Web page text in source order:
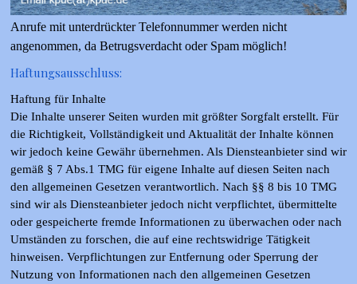
Anrufe mit unterdrückter Telefonnummer werden nicht
angenommen, da Betrugsverdacht oder Spam möglich!
Haftungsausschluss:
Haftung für Inhalte
Die Inhalte unserer Seiten wurden mit größter Sorgfalt erstellt. Für
die Richtigkeit, Vollständigkeit und Aktualität der Inhalte können
wir jedoch keine Gewähr übernehmen. Als Diensteanbieter sind wir
gemäß § 7 Abs.1 TMG für eigene Inhalte auf diesen Seiten nach
den allgemeinen Gesetzen verantwortlich. Nach §§ 8 bis 10 TMG
sind wir als Diensteanbieter jedoch nicht verpflichtet, übermittelte
oder gespeicherte fremde Informationen zu überwachen oder nach
Umständen zu forschen, die auf eine rechtswidrige Tätigkeit
hinweisen. Verpflichtungen zur Entfernung oder Sperrung der
Nutzung von Informationen nach den allgemeinen Gesetzen